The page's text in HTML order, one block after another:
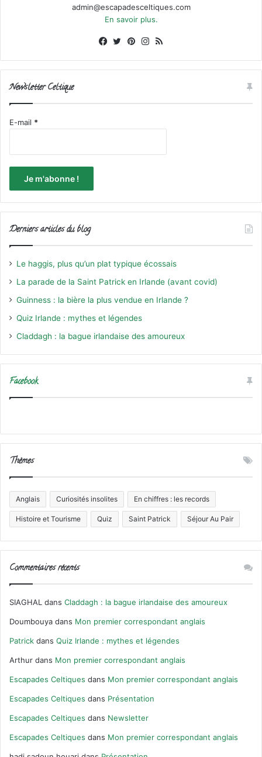
admin@escapadesceltiques.com
En savoir plus.
Facebook
X PinterestInstagram
Newsletter Celtique
E-mail *
Derniers articles du blog
Le haggis, plus qu’un plat typique écossais
La parade de la Saint Patrick en Irlande (avant covid)
Guinness : la bière la plus vendue en Irlande ?
Quiz Irlande : mythes et légendes
Claddagh : la bague irlandaise des amoureux
Facebook
Thèmes
Anglais Curiosités insolites En chiffres : les records
Histoire et Tourisme Quiz Saint Patrick Séjour Au Pair
Commentaires récents
SIAGHAL dans Claddagh : la bague irlandaise des amoureux
Doumbouya dans Mon premier correspondant anglais
Patrick dans Quiz Irlande : mythes et légendes
Arthur dans Mon premier correspondant anglais
Escapades Celtiques dans Mon premier correspondant anglais
Escapades Celtiques dans Présentation
Escapades Celtiques dans Newsletter
Escapades Celtiques dans Mon premier correspondant anglais